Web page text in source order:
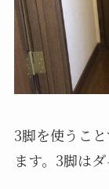
3脚を使うこ
ます。3脚は